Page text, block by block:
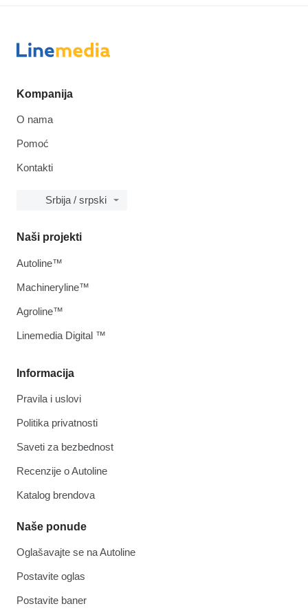
Kompanija
O nama
Pomoć
Kontakti
Srbija / srpski
Informacija
Pravila i uslovi
Politika privatnosti
Saveti za bezbednost
Recenzije o Autoline
Katalog brendova
Naše ponude
Oglašavajte se na Autoline
Postavite oglas
Postavite baner
Naši projekti
Autoline™
Machineryline™
Agroline™
Linemedia Digital ™